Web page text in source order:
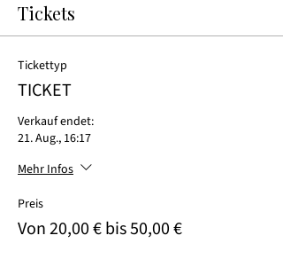
Tickets
Tickettyp
TICKET
Verkauf endet:
21. Aug., 16:17
Mehr Infos
Preis
Von 20,00 € bis 50,00 €